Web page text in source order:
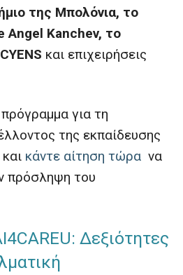
της Μπολόνια, το
Angel Kanchev, το
και επιχειρήσεις
για τη
της εκπαίδευσης
κάντε αίτηση τώρα να
πρόσληψη του
Δεξιότητες